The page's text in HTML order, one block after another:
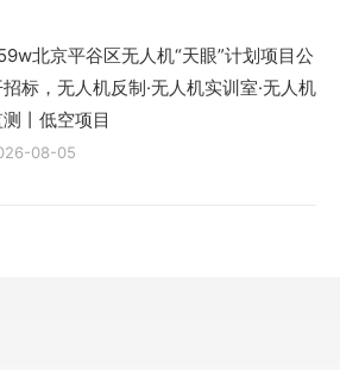
北京平谷区无人机“天眼”计划项目公
标，无人机反制·无人机实训室·无人机
测丨低空项目
08-05